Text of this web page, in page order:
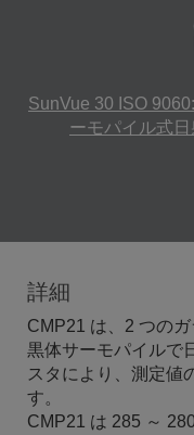
SunVue 30 ISO
ーモパイル式日
詳細
CMP21 は、2 つの
黒体サーモパイルで
スタにより、測定値
す。
CMP21 は 285 ～